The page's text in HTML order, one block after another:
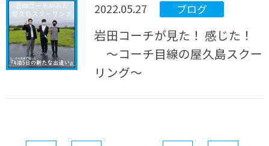
2022.05.27 ブログ
岩田コーチが見た！ 感じた！
～コーチ目線の屋久島スクー
リング～